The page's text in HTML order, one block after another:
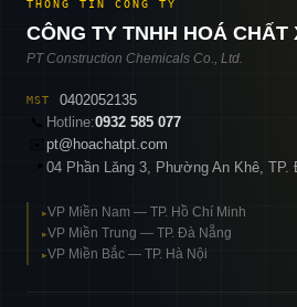
THÔNG TIN CÔNG TY
CÔNG TY TNHH HOÁ CHẤT
PT Construction Chemicals Co., Ltd.
MST
0402052135
📞 Hotline:0932 585 077
pt@hoachatpt.com
04 Phần Lăng 3, Phường An Khê, TP.
▸VP Miền Nam — TP. Hồ Chí Minh
▸VP Miền Trung — TP. Đà Nẵng
▸VP Miền Bắc — TP. Hà Nội